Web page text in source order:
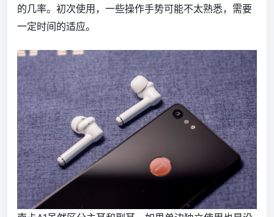
的几率。初次使用，一些操作手势可能不太熟悉，需要
一定时间的适应。